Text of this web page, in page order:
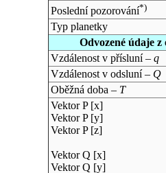
Poslední pozorování*)
Typ planetky
Odvozené údaje
Vzdálenost v přísluní – q
Vzdálenost v odsluní – Q
Oběžná doba – T
Vektor P [x]
Vektor P [y]
Vektor P [z]
Vektor Q [x]
Vektor Q [y]